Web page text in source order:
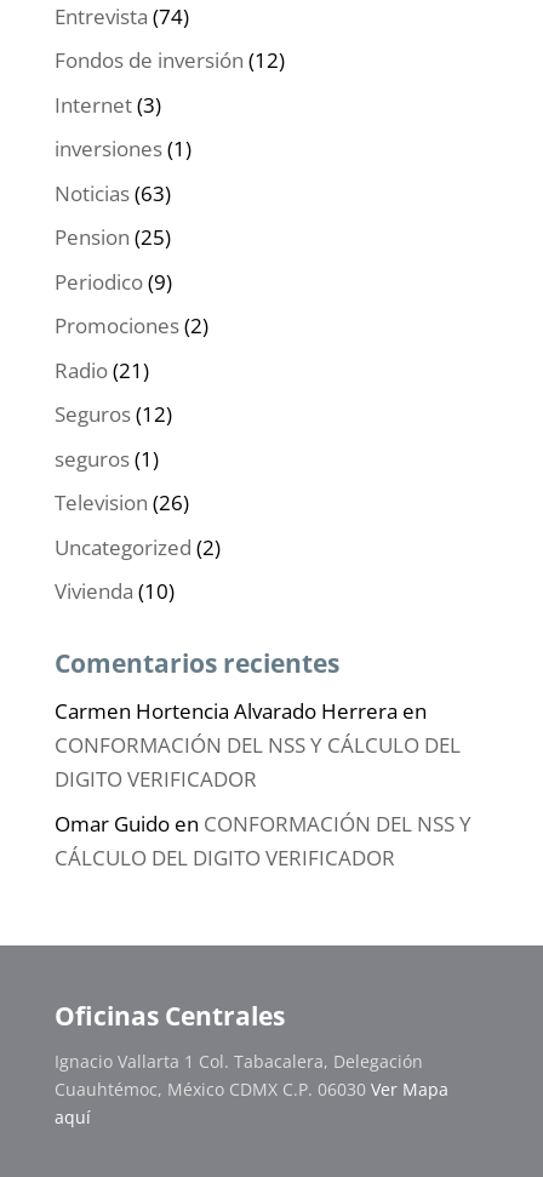
Entrevista (74)
Fondos de inversión (12)
Internet(3)
inversiones(1)
Noticias(63)
Pension (25)
Periodico(9)
Promociones(2)
Radio(21)
Seguros(12)
seguros(1)
Television (26)
Uncategorized (2)
Vivienda (10)
Comentarios recientes
Carmen Hortencia Alvarado Herrera en
CONFORMACIÓN DEL NSS Y CÁLCULO DEL
DIGITO VERIFICADOR
Omar Guidoen CONFORMACIÓN DEL NSS Y
CÁLCULO DEL DIGITO VERIFICADOR
Oficinas Centrales
Ignacio Vallarta 1 Col. Tabacalera, Delegación
Cuauhtémoc, México CDMX C.P. 06030 Ver Mapa
aquí